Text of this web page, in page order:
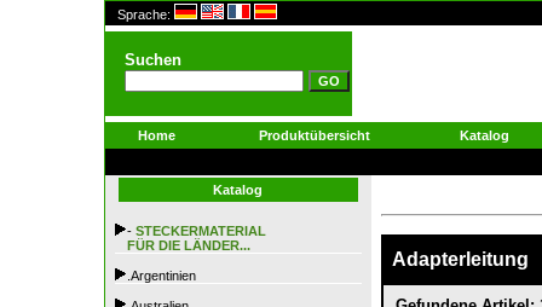
Sprache:
Suchen
Home Produktübersicht Katalog
Katalog
- STECKERMATERIAL
FÜR DIE LÄNDER...
.Argentinien
Adapterleitung